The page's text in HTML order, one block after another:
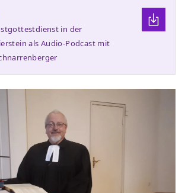
in der
als Audio-Podcast mit